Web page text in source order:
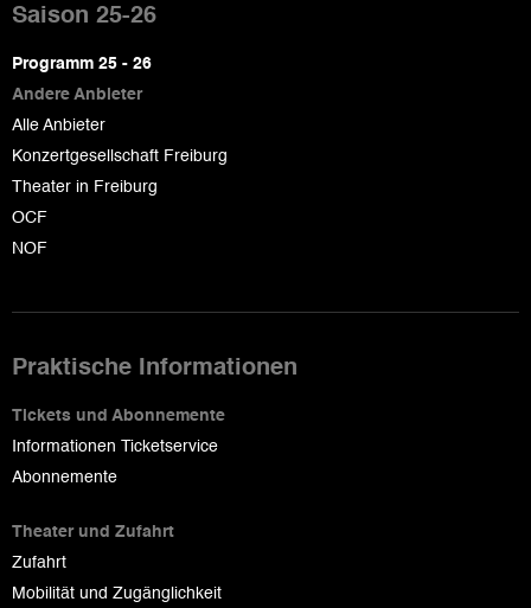
de
page
Saison 25-26
Programm 25 - 26
Andere Anbieter
Alle Anbieter
Konzertgesellschaft Freiburg
Theater in Freiburg
OCF
NOF
Praktische Informationen
Tickets und Abonnemente
Informationen Ticketservice
Abonnemente
Theater und Zufahrt
Zufahrt
Mobilität und Zugänglichkeit